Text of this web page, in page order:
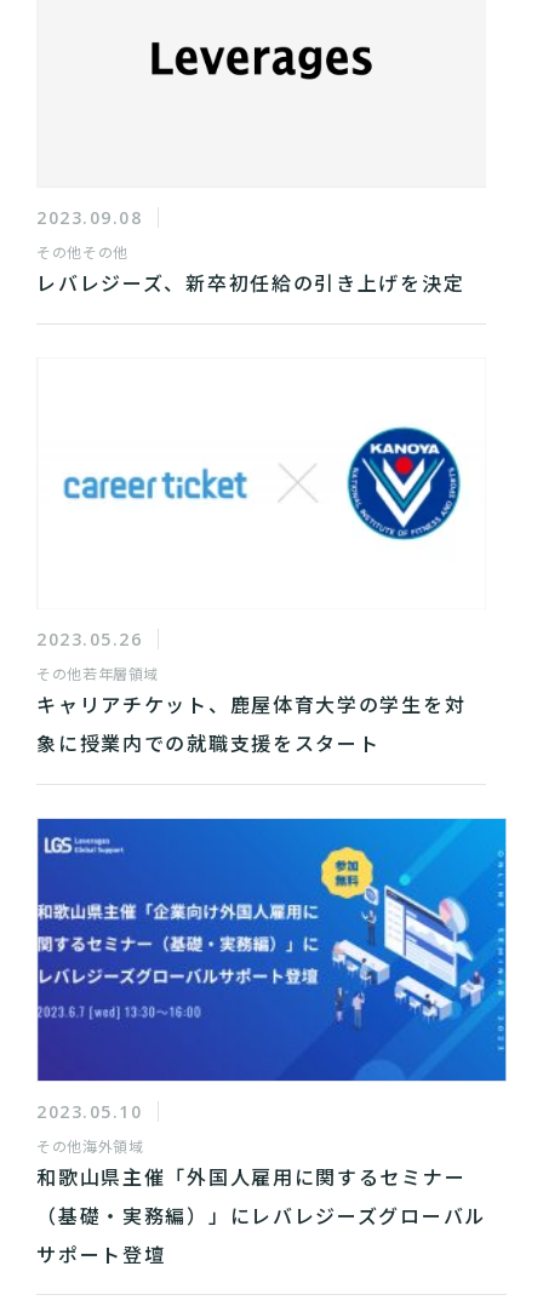
2023.09.08
その他その他
レバレジーズ、新卒初任給の引き上げを決定
2023.05.26
その他若年層領域
キャリアチケット、鹿屋体育大学の学生を対
象に授業内での就職支援をスタート
2023.05.10
その他海外領域
和歌山県主催「外国人雇用に関するセミナー
（基礎・実務編）」にレバレジーズグローバル
サポート登壇